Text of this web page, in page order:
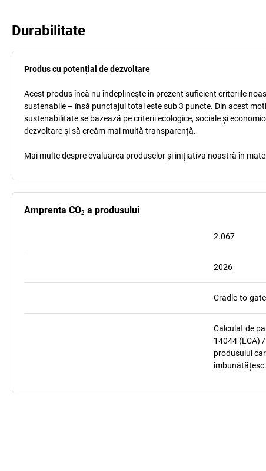
Durabilitate
Produs cu potențial de dezvoltare
Acest produs încă nu îndeplinește în prezent suficient criteriile
sustenabile – însă punctajul total este sub 3 puncte. Din acest
sustenabilitate se bazează pe criterii ecologice, sociale și
dezvoltare și să creăm mai multă transparență.
Mai multe despre evaluarea produselor și inițiativa noastră în
Amprenta CO₂ a produsului
2.067
2026
Cradle-to-gate
Calculat de
14044 (LCA)
produsului
îmbunătățesc.